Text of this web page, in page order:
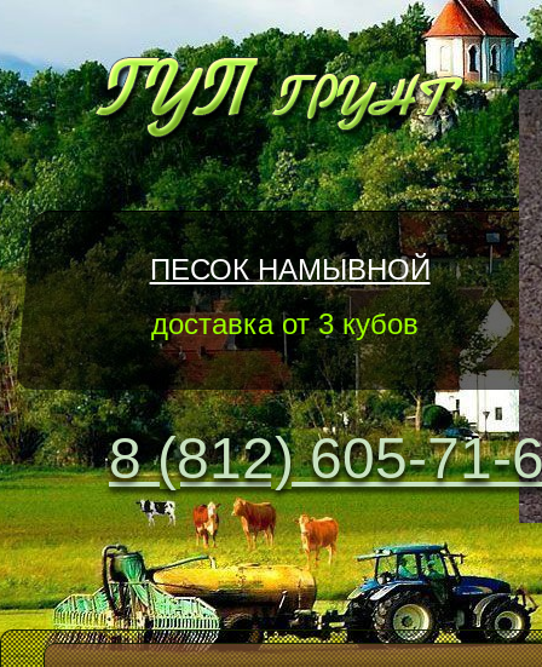
8 (812) 605-71-
ПЕСОК НАМЫВНОЙ
доставка от 3 кубов